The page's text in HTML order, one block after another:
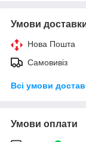
Умови
Нова Пошта
Самовивіз
Всі умови
Умови оплати